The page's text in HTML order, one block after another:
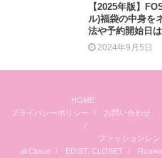
【2025年版】
ル)福袋の中身を
法や予約開始日は
2024年9月5日
HOME
プライバシーポリシー
お問い合わせ
ファッションレ
airCloset
EDIST. CLOSET